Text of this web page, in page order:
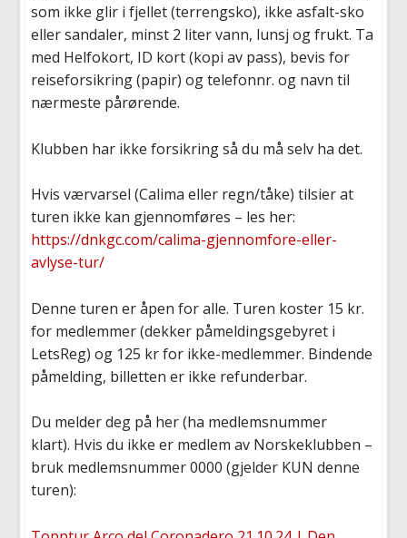
som ikke glir i fjellet (terrengsko), ikke asfalt-sko
eller sandaler, minst 2 liter vann, lunsj og frukt. Ta
med Helfokort, ID kort (kopi av pass), bevis for
reiseforsikring (papir) og telefonnr. og navn til
nærmeste pårørende.
Klubben har ikke forsikring så du må selv ha det.
Hvis værvarsel (Calima eller regn/tåke) tilsier at
turen ikke kan gjennomføres – les her:
https://dnkgc.com/calima-gjennomfore-eller-
avlyse-tur/
Denne turen er åpen for alle. Turen koster 15 kr.
for medlemmer (dekker påmeldingsgebyret i
LetsReg) og 125 kr for ikke-medlemmer. Bindende
påmelding, billetten er ikke refunderbar.
Du melder deg på her (ha medlemsnummer
klart). Hvis du ikke er medlem av Norskeklubben –
bruk medlemsnummer 0000 (gjelder KUN denne
turen):